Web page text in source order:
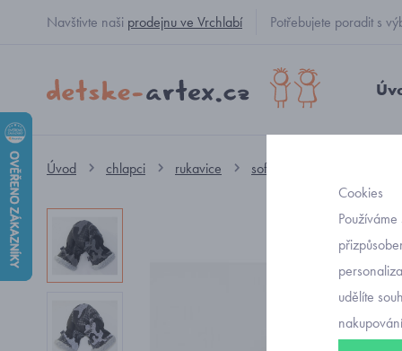
Navštivte naši prodejnu ve Vrchlabí Potřebujete poradit s
Úvod chlapci rukavice softshellové zateplené
Cookies
udělíte